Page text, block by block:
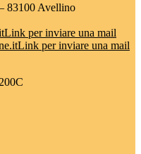
83100 Avellino
Link per inviare una mail
Link per inviare una mail